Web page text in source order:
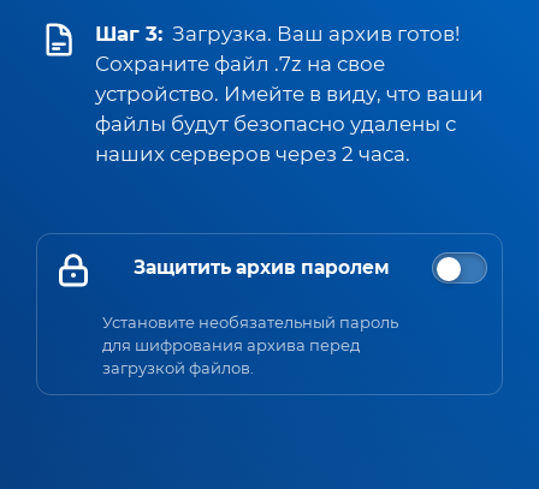
Шаг 3: Загрузка. Ваш архив готов!
Сохраните файл .7z на свое
устройство. Имейте в виду, что ваши
файлы будут безопасно удалены с
наших серверов через 2 часа.
Защитить архив паролем
Установите необязательный пароль
для шифрования архива перед
загрузкой файлов.